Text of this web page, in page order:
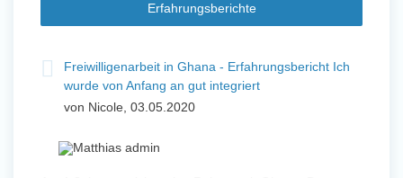
Erfahrungsberichte
Freiwilligenarbeit in Ghana - Erfahrungsbericht Ich
wurde von Anfang an gut integriert
von Nicole, 03.05.2020